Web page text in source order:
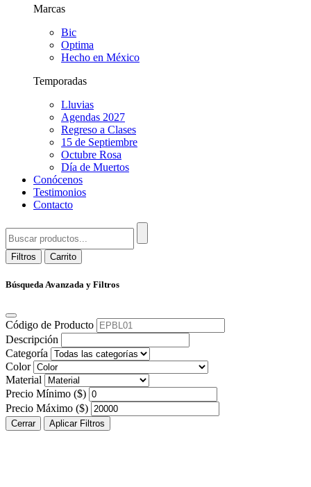
Marcas
Bic
Optima
Hecho en México
Temporadas
Lluvias
Agendas 2027
Regreso a Clases
15 de Septiembre
Octubre Rosa
Día de Muertos
Conócenos
Testimonios
Contacto
Filtros Carrito
Búsqueda Avanzada y Filtros
Código de Producto
Descripción
Categoría
Color
Material
Precio Mínimo ($)
Precio Máximo ($)
Cerrar Aplicar Filtros